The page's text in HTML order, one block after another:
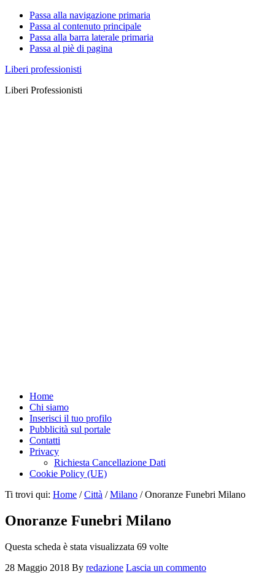
Passa alla navigazione primaria
Passa al contenuto principale
Passa alla barra laterale primaria
Passa al piè di pagina
Liberi professionisti
Liberi Professionisti
Home
Chi siamo
Inserisci il tuo profilo
Pubblicità sul portale
Contatti
Privacy
Richiesta Cancellazione Dati
Cookie Policy (UE)
Ti trovi qui: Home / Città / Milano /Onoranze Funebri Milano
Onoranze Funebri Milano
Questa scheda è stata visualizzata 69 volte
28 Maggio 2018 By redazione Lascia un commento